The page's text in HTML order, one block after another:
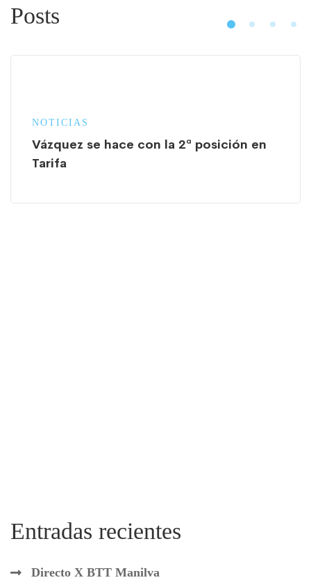
Posts
NOTICIAS
Vázquez se hace con la 2ª posición en
Tarifa
Entradas recientes
Directo X BTT Manilva